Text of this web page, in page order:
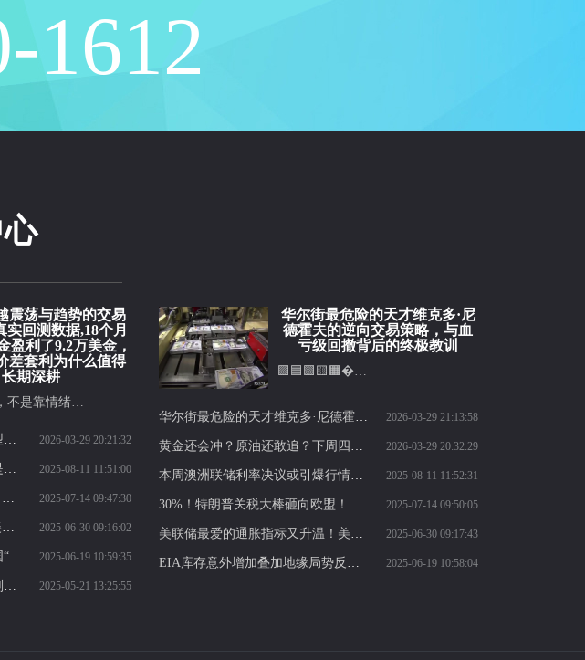
1612
震荡与趋势的交易
实回测数据,18个月
盈利了9.2万美金，
差套利为什么值得
长期深耕
不是靠情绪…
一套能穿越震荡与趋势的交易模型：用真实回测数据,18个月时间3万美金盈利了9.2万美金，看懂货币价差套利为什么值得长期深耕 2026-03-29 20:21:32
贝森特表示新的美联储主席应该是一个能够审查整个组织的人 2025-08-11 11:51:00
全球市场本周迎来"超级数据周"！中美欧日英重磅数据连发，特朗普声明与G20会议或引爆行情 2025-07-14 09:47:30
PCE通胀与消费脱钩：纽元反攻美元逻辑成立吗？ 2025-06-30 09:16:02
中东局势再掀波澜，伊朗拒绝美国“投降”要求，德法英计划周五举行核会谈 2025-06-19 10:59:35
黄金交易提醒：三大核弹级催化剂引爆避险狂潮，新一轮牛市已悄然启动？ 2025-05-21 13:25:55
华尔街最危险的天才维克多·尼
德霍夫的逆向交易策略，与血
亏级回撤背后的终极教训
🟪🟦🟩🟨🟧�…
华尔街最危险的天才维克多·尼德霍夫的逆向交易策略，与血亏级回撤背后的终极教训 2026-03-29 21:13:58
黄金还会冲？原油还敢追？下周四大品种交易逻辑全公开 2026-03-29 20:32:29
本周澳洲联储利率决议或引爆行情，澳元多头还有机会吗？ 2025-08-11 11:52:31
30%！特朗普关税大棒砸向欧盟！欧洲各国领袖集体震怒：这次绝不退让！ 2025-07-14 09:50:05
美联储最爱的通胀指标又升温！美元、黄金、美债谁将拿下这一局? 2025-06-30 09:17:43
EIA库存意外增加叠加地缘局势反复，油价承压回落，短期维持高位震荡 2025-06-19 10:58:04